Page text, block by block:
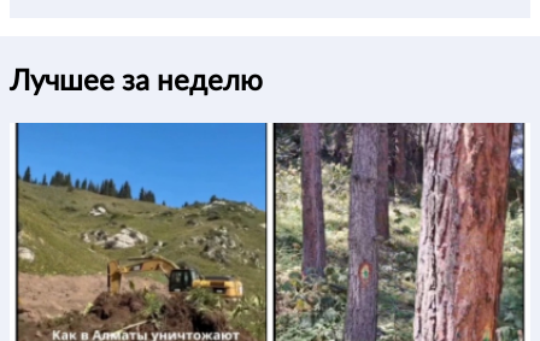
Лучшее за неделю